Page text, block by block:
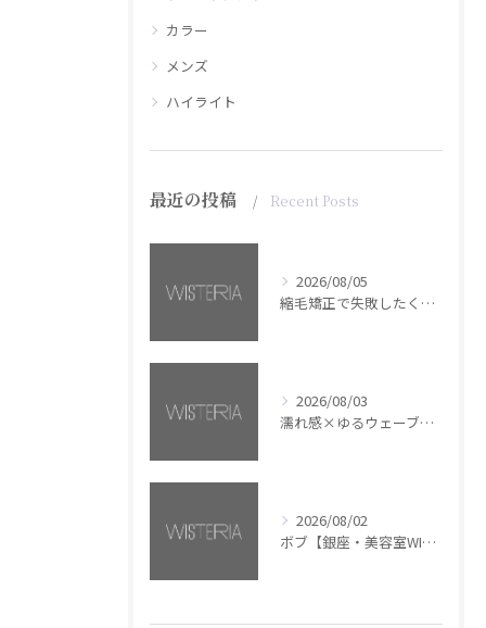
カラー
メンズ
ハイライト
最近の投稿 Recent Posts
2026/08/05
縮毛矯正で失敗したくない方へ【銀座・美容室WISTERIA】
2026/08/03
濡れ感×ゆるウェーブミディアム【銀座・美容室WISTERIA】
2026/08/02
ボブ【銀座・美容室WISTERIA】